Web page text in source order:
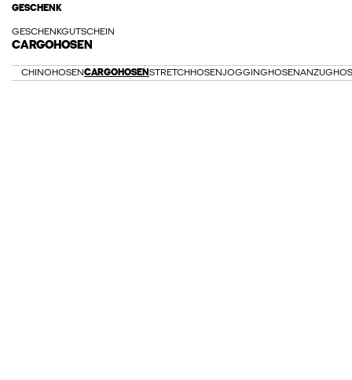
GESCHENK
GESCHENKGUTSCHEIN
CARGOHOSEN
CHINOHOSENCARGOHOSEN STRETCHHOSENJOGGINGHOSEN